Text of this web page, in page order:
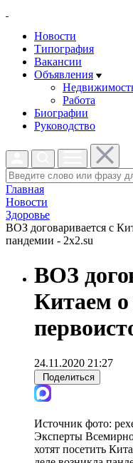
Новости
Типография
Вакансии
Объявления
Работа
Биографии
Руководство
Главная
Новости
Здоровье
ВОЗ договаривается с
пандемии - 2x2.su
ВОЗ
Китаем о
24.11.2020 21:27
Поделиться
Источник фото:
Эксперты
хотят посетить